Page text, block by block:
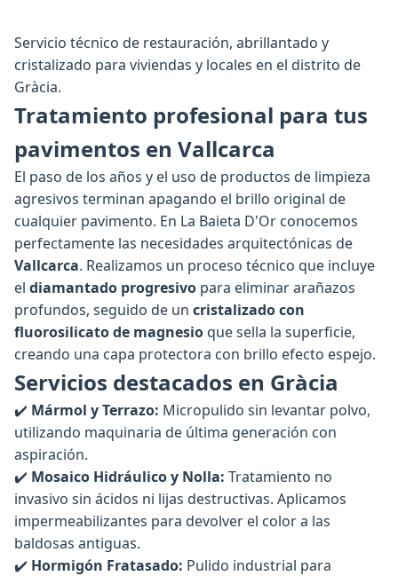
Servicio técnico de restauración, abrillantado y
cristalizado para viviendas y locales en el distrito de
Gràcia.
Tratamiento profesional para tus
pavimentos en Vallcarca
El paso de los años y el uso de productos de limpieza
agresivos terminan apagando el brillo original de
cualquier pavimento. En La Baieta D'Or conocemos
perfectamente las necesidades arquitectónicas de
Vallcarca. Realizamos un proceso técnico que incluye
el diamantado progresivo para eliminar arañazos
profundos, seguido de un cristalizado con
fluorosilicato de magnesioque sella la superficie,
creando una capa protectora con brillo efecto espejo.
Servicios destacados en Gràcia
✔️ Mármol y Terrazo: Micropulido sin levantar polvo,
utilizando maquinaria de última generación con
aspiración.
✔️ Mosaico Hidráulico y Nolla: Tratamiento no
invasivo sin ácidos ni lijas destructivas. Aplicamos
impermeabilizantes para devolver el color a las
baldosas antiguas.
✔️ Hormigón Fratasado: Pulido industrial para